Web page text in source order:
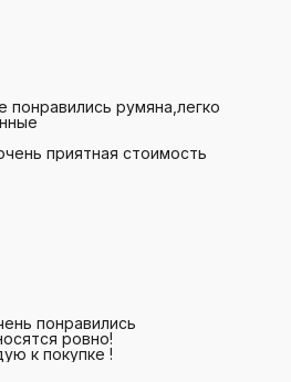
понравились румяна,легко
приятная стоимость
понравились
ровно!
к покупке !